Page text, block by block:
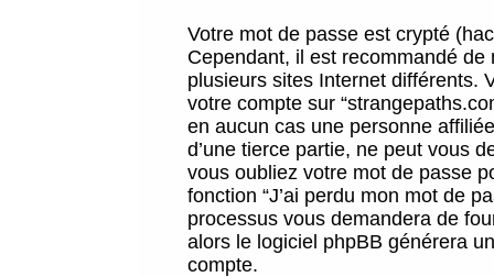
Votre mot de passe est crypté
Cependant, il est recommandé
plusieurs sites Internet différents.
votre compte sur
en aucun cas une personne
d’une tierce partie, ne peut vous
vous oubliez votre mot de passe
fonction “J’ai perdu mon mot de
processus vous demandera de
alors le logiciel phpBB générera
compte.